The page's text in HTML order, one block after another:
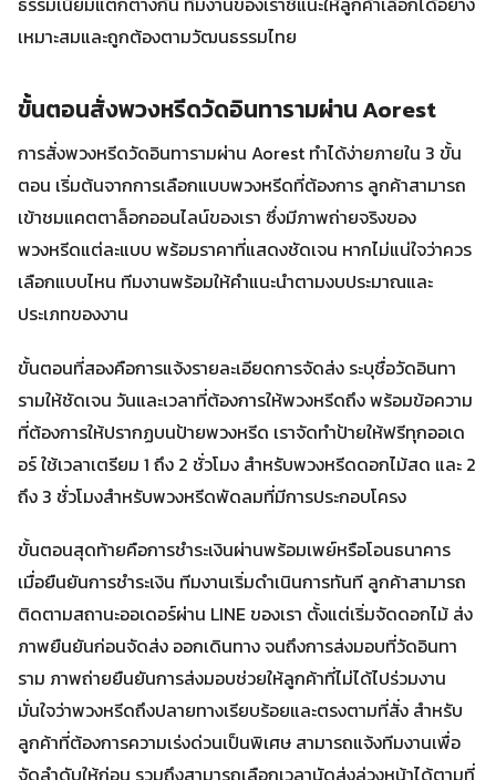
เหมาะสมและถูกต้องตามวัฒนธรรมไทย
ขั้นตอนสั่งพวงหรีดวัดอินทารามผ่าน Aorest
การสั่งพวงหรีดวัดอินทารามผ่าน Aorest ทำได้ง่ายภายใน 3 ขั้น
ตอน เริ่มต้นจากการเลือกแบบพวงหรีดที่ต้องการ ลูกค้าสามารถ
เข้าชมแคตตาล็อกออนไลน์ของเรา ซึ่งมีภาพถ่ายจริงของ
พวงหรีดแต่ละแบบ พร้อมราคาที่แสดงชัดเจน หากไม่แน่ใจว่าควร
เลือกแบบไหน ทีมงานพร้อมให้คำแนะนำตามงบประมาณและ
ประเภทของงาน
ขั้นตอนที่สองคือการแจ้งรายละเอียดการจัดส่ง ระบุชื่อวัดอินทา
รามให้ชัดเจน วันและเวลาที่ต้องการให้พวงหรีดถึง พร้อมข้อความ
ที่ต้องการให้ปรากฏบนป้ายพวงหรีด เราจัดทำป้ายให้ฟรีทุกออเด
อร์ ใช้เวลาเตรียม 1 ถึง 2 ชั่วโมง สำหรับพวงหรีดดอกไม้สด และ 2
ถึง 3 ชั่วโมงสำหรับพวงหรีดพัดลมที่มีการประกอบโครง
ขั้นตอนสุดท้ายคือการชำระเงินผ่านพร้อมเพย์หรือโอนธนาคาร
เมื่อยืนยันการชำระเงิน ทีมงานเริ่มดำเนินการทันที ลูกค้าสามารถ
ติดตามสถานะออเดอร์ผ่าน LINE ของเรา ตั้งแต่เริ่มจัดดอกไม้ ส่ง
ภาพยืนยันก่อนจัดส่ง ออกเดินทาง จนถึงการส่งมอบที่วัดอินทา
ราม ภาพถ่ายยืนยันการส่งมอบช่วยให้ลูกค้าที่ไม่ได้ไปร่วมงาน
มั่นใจว่าพวงหรีดถึงปลายทางเรียบร้อยและตรงตามที่สั่ง สำหรับ
ลูกค้าที่ต้องการความเร่งด่วนเป็นพิเศษ สามารถแจ้งทีมงานเพื่อ
จัดลำดับให้ก่อน รวมถึงสามารถเลือกเวลานัดส่งล่วงหน้าได้ตามที่